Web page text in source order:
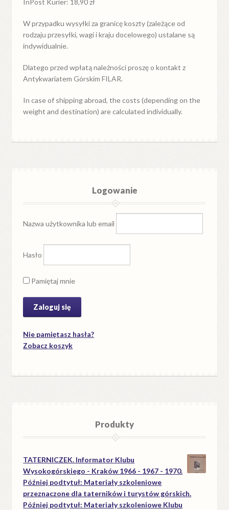
InPost Kurier: 18,90 zł
W przypadkuwysyłkiza granicękoszty (zależące od
rodzaju przesyłki, wagi i kraju docelowego) ustalane są
indywidualnie.
Dlatego przed wpłatą należności proszę o kontakt z
Antykwariatem Górskim FILAR.
In case of shipping abroad, the costs (depending on the
weight and destination) are calculated individually.
Logowanie
Nazwa użytkownika lub email
Hasło
Pamiętaj mnie
Nie pamiętasz hasła?
Zobacz koszyk
Produkty
TATERNICZEK. Informator Klubu
Wysokogórskiego - Kraków 1966 - 1967 - 1970.
Później podtytuł: Materiały szkoleniowe
przeznaczone dla taterników i turystów górskich.
Później podtytuł: Materiały szkoleniowe Klubu